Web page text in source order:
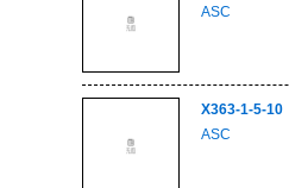
ASC
X363-1-5-10
ASC